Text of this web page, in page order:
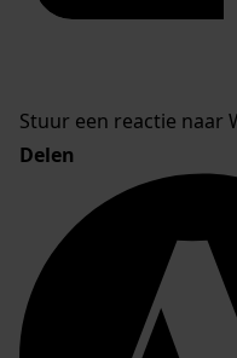
Stuur een reactie naar
Delen